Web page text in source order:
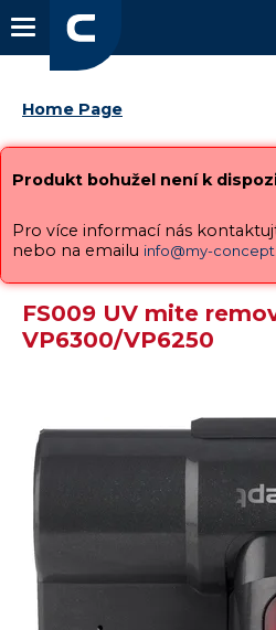
Home Page
Produkt bohužel není k
Pro více informací nás
nebo na emailu info@my-
FS009 UV mite
VP6300/VP6250